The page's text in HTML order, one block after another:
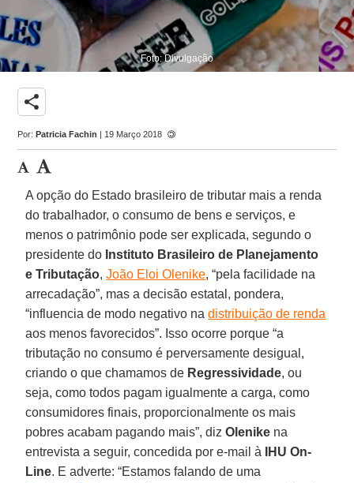
Foto: Divulgação
share
Por:Patricia Fachin | 19 Março 2018
A opção do Estado brasileiro de tributar mais a renda
do trabalhador, o consumo de bens e serviços, e
menos o patrimônio pode ser explicada, segundo o
presidente do Instituto Brasileiro de Planejamento
e Tributação,João Eloi Olenike, “pela facilidade na
arrecadação”, mas a decisão estatal, pondera,
“influencia de modo negativo nadistribuição de renda
aos menos favorecidos”. Isso ocorre porque “a
tributação no consumo é perversamente desigual,
criando o que chamamos de Regressividade, ou
seja, como todos pagam igualmente a carga, como
consumidores finais, proporcionalmente os mais
pobres acabam pagando mais”, dizOlenike na
entrevista a seguir, concedida por e-mail à
IHU On-
Line. E adverte: “Estamos falando de uma